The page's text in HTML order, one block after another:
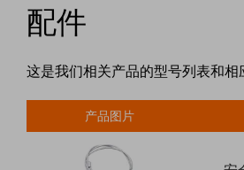
配件
这是我们相关产品的型号列表和相
产品图片